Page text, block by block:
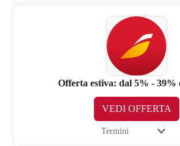
Offerta estiva: dal 5% - 39%
VEDI OFFERTA
Termini